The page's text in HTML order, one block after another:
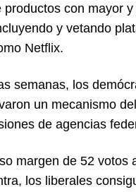
productos con mayor
y vetando
Netflix.
semanas, los
un mecanismo
de agencias
margen de 52 votos
los liberales